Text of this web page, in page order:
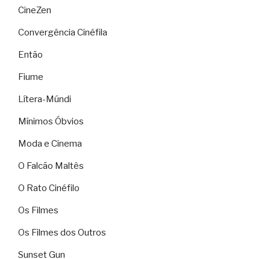
CineZen
Convergência Cinéfila
Então
Fiume
Lítera-Múndi
Mínimos Óbvios
Moda e Cinema
O Falcão Maltês
O Rato Cinéfilo
Os Filmes
Os Filmes dos Outros
Sunset Gun